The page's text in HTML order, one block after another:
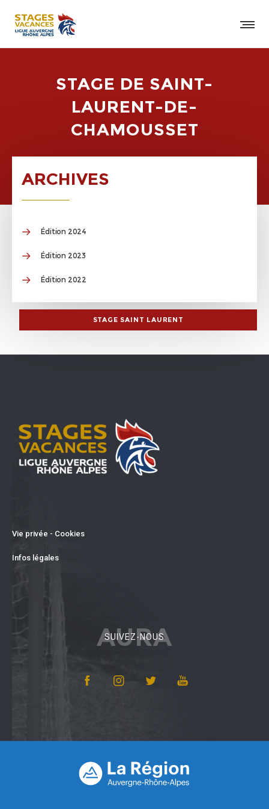
STAGE DE SAINT-
LAURENT-DE-
CHAMOUSSET
ARCHIVES
Édition 2024
Édition 2023
Édition 2022
STAGE SAINT LAURENT
Vie privée - Cookies
Infos légales
AURA
SUIVEZ-NOUS